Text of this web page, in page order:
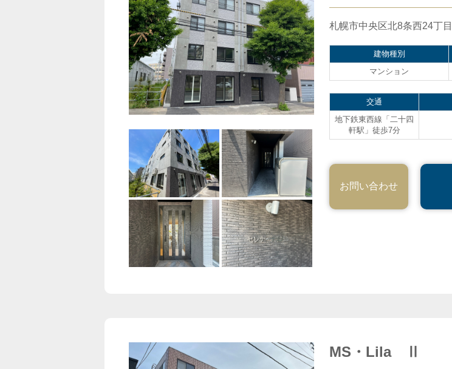
札幌市中央区北8条西24丁
建物種別
マンション
交通
地下鉄東西線「二十四
軒駅」徒歩7分
お問い合わせ
MS・Lila Ⅱ